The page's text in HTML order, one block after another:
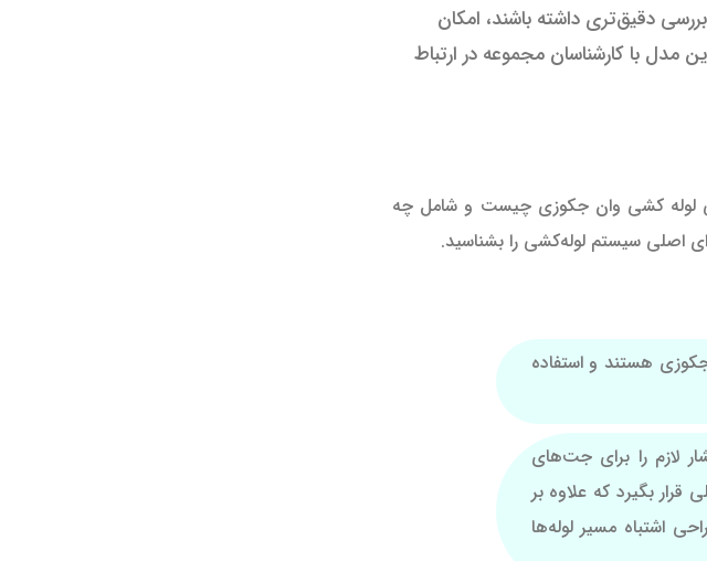
دقیق‌تری داشته باشند، امکان
مدل با کارشناسان مجموعه در ارتباط
لوله کشی وان جکوزی چیست و شامل چه
اصلی سیستم لوله‌کشی را بشناسید.
هستند و استفاده
را برای جت‌های
بگیرد که علاوه بر
اشتباه مسیر لوله‌ها